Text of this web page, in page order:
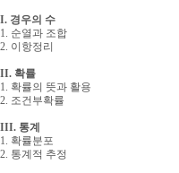
I. 경우의 수
1. 순열과 조합
2. 이항정리
II. 확률
1. 확률의 뜻과 활용
2. 조건부확률
III. 통계
1. 확률분포
2. 통계적 추정